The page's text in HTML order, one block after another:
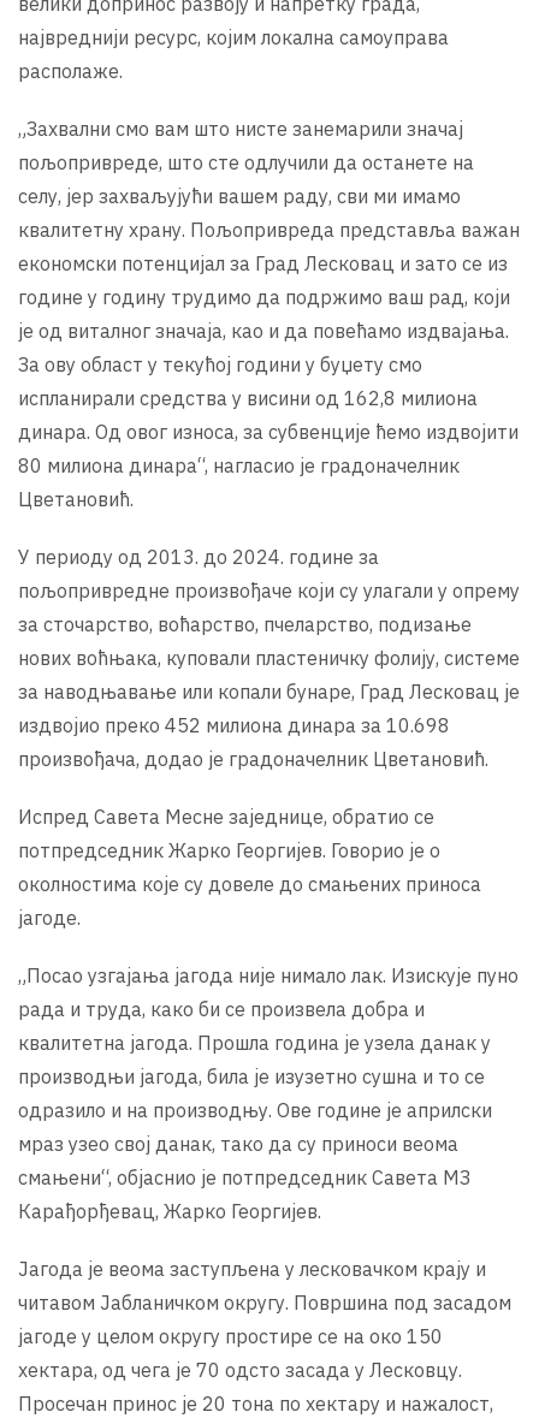
највреднији ресурс, којим локална самоуправа
располаже.
„Захвални смо вам што нисте занемарили значај
пољопривреде, што сте одлучили да останете на
селу, јер захваљујући вашем раду, сви ми имамо
квалитетну храну. Пољопривреда представља важан
економски потенцијал за Град Лесковац и зато се из
године у годину трудимо да подржимо ваш рад, који
је од виталног значаја, као и да повећамо издвајања.
За ову област у текућој години у буџету смо
испланирали средства у висини од 162,8 милиона
динара. Од овог износа, за субвенције ћемо издвојити
80 милиона динара“, нагласио је градоначелник
Цветановић.
У периоду од 2013. до 2024. године за
пољопривредне произвођаче који су улагали у опрему
за сточарство, воћарство, пчеларство, подизање
нових воћњака, куповали пластеничку фолију, системе
за наводњавање или копали бунаре, Град Лесковац је
издвојио преко 452 милиона динара за 10.698
произвођача, додао је градоначелник Цветановић.
Испред Савета Месне заједнице, обратио се
потпредседник Жарко Георгијев. Говорио је о
околностима које су довеле до смањених приноса
јагоде.
„Посао узгајања јагода није нимало лак. Изискује пуно
рада и труда, како би се произвела добра и
квалитетна јагода. Прошла година је узела данак у
производњи јагода, била је изузетно сушна и то се
одразило и на производњу. Ове године је априлски
мраз узео свој данак, тако да су приноси веома
смањени“, објаснио је потпредседник Савета МЗ
Карађорђевац, Жарко Георгијев.
Јагода је веома заступљена у лесковачком крају и
читавом Јабланичком округу. Површина под засадом
јагоде у целом округу простире се на око 150
хектара, од чега је 70 одсто засада у Лесковцу.
Просечан принос је 20 тона по хектару и нажалост,